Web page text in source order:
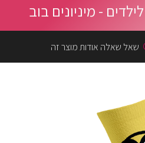
- מיניונים בוב
שאל שאלה אודות מוצר זה